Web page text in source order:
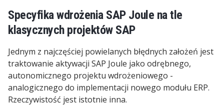
Specyfika wdrożenia SAP Joule na tle
klasycznych projektów SAP
Jednym z najczęściej powielanych błędnych założeń jest
traktowanie aktywacji SAP Joule jako odrębnego,
autonomicznego projektu wdrożeniowego -
analogicznego do implementacji nowego modułu ERP.
Rzeczywistość jest istotnie inna.